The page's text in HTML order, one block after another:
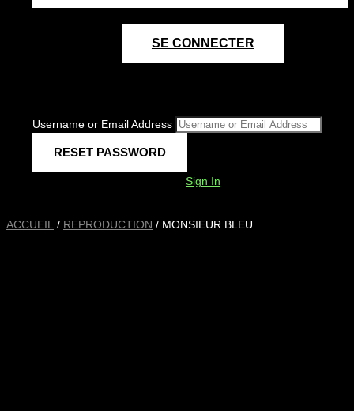
SE CONNECTER
Username or Email Address
Sign In
ACCUEIL / REPRODUCTION / MONSIEUR BLEU